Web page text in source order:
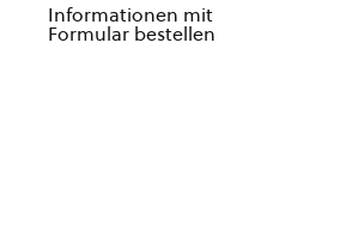
Informationen mit
Formular bestellen